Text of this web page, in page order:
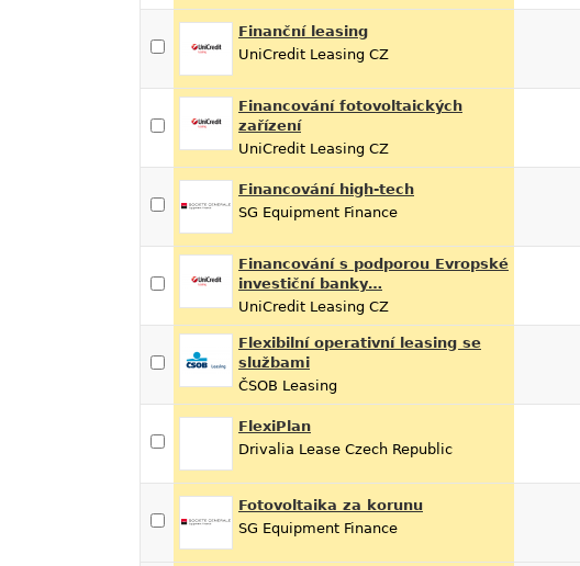
Finanční leasing
UniCredit Leasing CZ
Financování fotovoltaických
zařízení
UniCredit Leasing CZ
Financování high-tech
SG Equipment Finance
Financování s podporou Evropské
investiční banky…
UniCredit Leasing CZ
Flexibilní operativní leasing se
službami
ČSOB Leasing
FlexiPlan
Drivalia Lease Czech Republic
Fotovoltaika za korunu
SG Equipment Finance